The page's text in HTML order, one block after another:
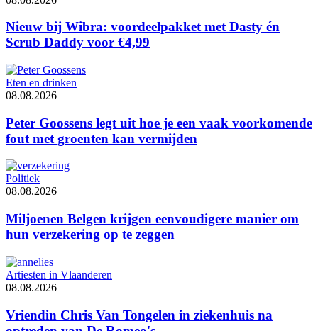
Nieuw bij Wibra: voordeelpakket met Dasty én
Scrub Daddy voor €4,99
Eten en drinken
08.08.2026
Peter Goossens legt uit hoe je een vaak voorkomende
fout met groenten kan vermijden
Politiek
08.08.2026
Miljoenen Belgen krijgen eenvoudigere manier om
hun verzekering op te zeggen
Artiesten in Vlaanderen
08.08.2026
Vriendin Chris Van Tongelen in ziekenhuis na